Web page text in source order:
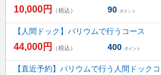
10,000円 （税込） 90 ポイント
【人間ドック】バリウムで行うコース
44,000円 （税込） 400 ポイント
【直近予約】バリウムで行う人間ドック